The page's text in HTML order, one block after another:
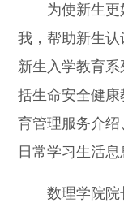
为使新生更
我，帮助新生
新生入学教育
括生命安全健
育管理服务介
日常学习生活息
数理学院院